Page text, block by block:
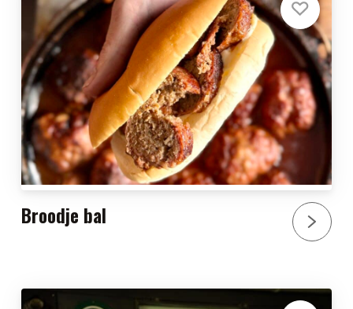
Broodje bal